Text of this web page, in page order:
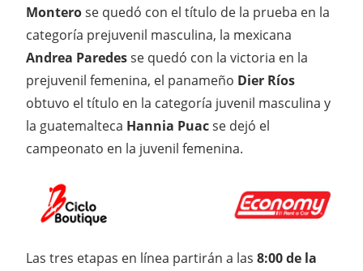
Monterose quedó con el título de la prueba en la
categoría prejuvenil masculina, la mexicana
Andrea Paredesse quedó con la victoria en la
prejuvenil femenina, el panameño Dier Ríos
obtuvo el título en la categoría juvenil masculina y
la guatemalteca Hannia Puacse dejó el
campeonato en la juvenil femenina.
Las tres etapas en línea partirán a las 8:00 de la